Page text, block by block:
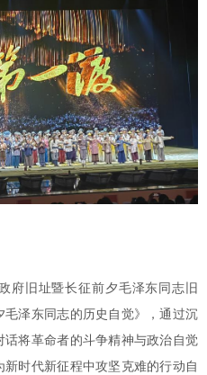
府旧址暨长征前夕毛泽东同志旧
泽东同志的历史自觉》
，通过沉
将革命者的斗争精神与政治自觉
时代新征程中攻坚克难的行动自